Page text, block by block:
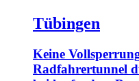
Tübingen
Keine
Radfahrertunnel